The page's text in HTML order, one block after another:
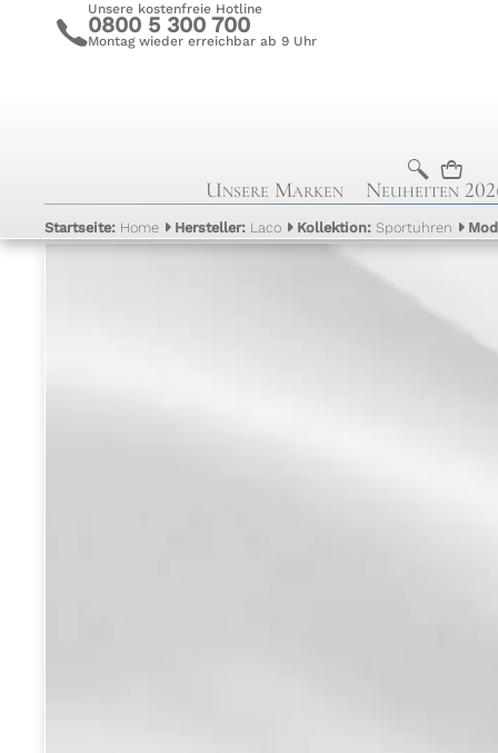
c
Unsere kostenfreie Hotline
0800 5 300 700
Montag wieder erreichbar ab 9 Uhr
b n
Unsere Marken Neuheiten
Startseite: Home Hersteller: Laco Kollektion:Sportuhren